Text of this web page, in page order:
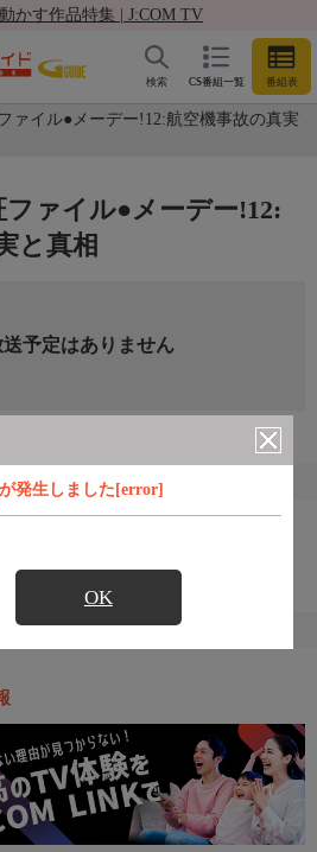
かす作品特集 | J:COM TV
CS番組一覧 番組表
検索
ァイル●メーデー!12:航空機事故の真実
発生しました[error]
OK
ファイル●メーデー!12:
と真相
予定はありません
番組